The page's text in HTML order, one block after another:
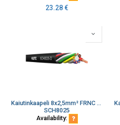
23.28€
Kaiutinkaapeli 8x2,5mm² FRNC Kierretty Musta Dca 100m
SCH8025
Availability: